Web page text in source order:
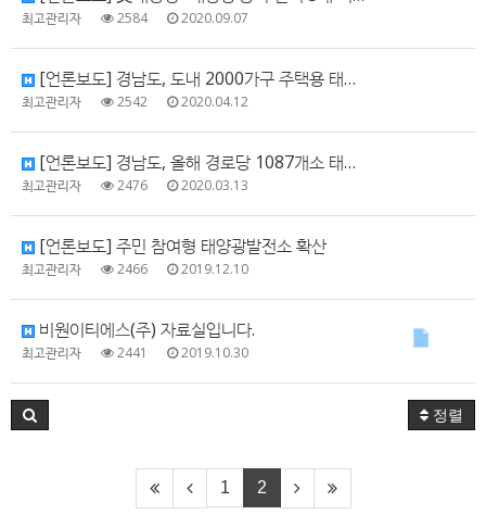
최고관리자 2584 2020.09.07
[언론보도] 경남도, 도내 2000가구 주택용 태양광 설치로 전기료 아낀다.
최고관리자 2542 2020.04.12
[언론보도] 경남도, 올해 경로당 1087개소 태양광 설치
최고관리자 2476 2020.03.13
[언론보도] 주민 참여형 태양광발전소 확산
최고관리자 2466 2019.12.10
비원이티에스(주) 자료실입니다.
최고관리자 2441 2019.10.30
정렬
1 2